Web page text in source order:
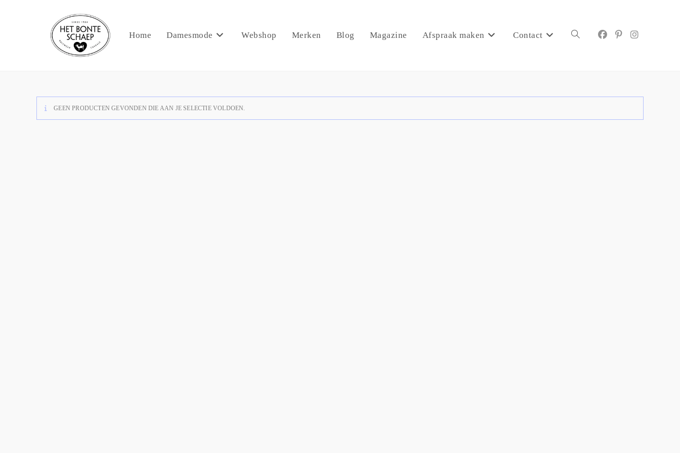
Home Damesmode Webshop Merken Blog Magazine Afspraak maken Contact
GEEN PRODUCTEN GEVONDEN DIE AAN JE SELECTIE VOLDOEN.